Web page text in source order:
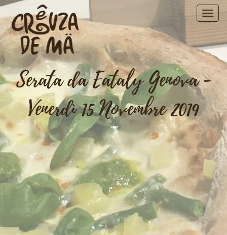
Serata da Eataly Genova -
Venerdì 15 Novembre 2019